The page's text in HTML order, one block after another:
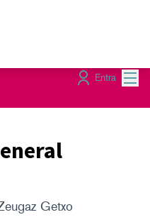
Entra
Getxo